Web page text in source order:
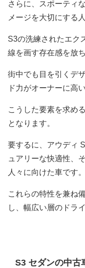
さらに、スポーティ
メージを大切にする
S3の洗練されたエク
線を画す存在感を放ち
街中でも目を引くデ
ド力がオーナーに高
こうした要素を求め
となります。
要するに、アウディ
ュアリーな快適性、
人々に向けた車です。
これらの特性を兼ね
し、幅広い層のドラ
S3 セダンの中古